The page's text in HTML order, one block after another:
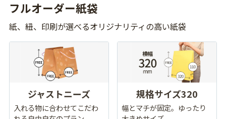
フルオーダー紙袋
紙、紐、印刷が選べるオリジナリティの高い紙袋
ジャストニーズ
入れる物に合わせてこだわ
規格サイズ320
幅とマチが固定。ゆったり